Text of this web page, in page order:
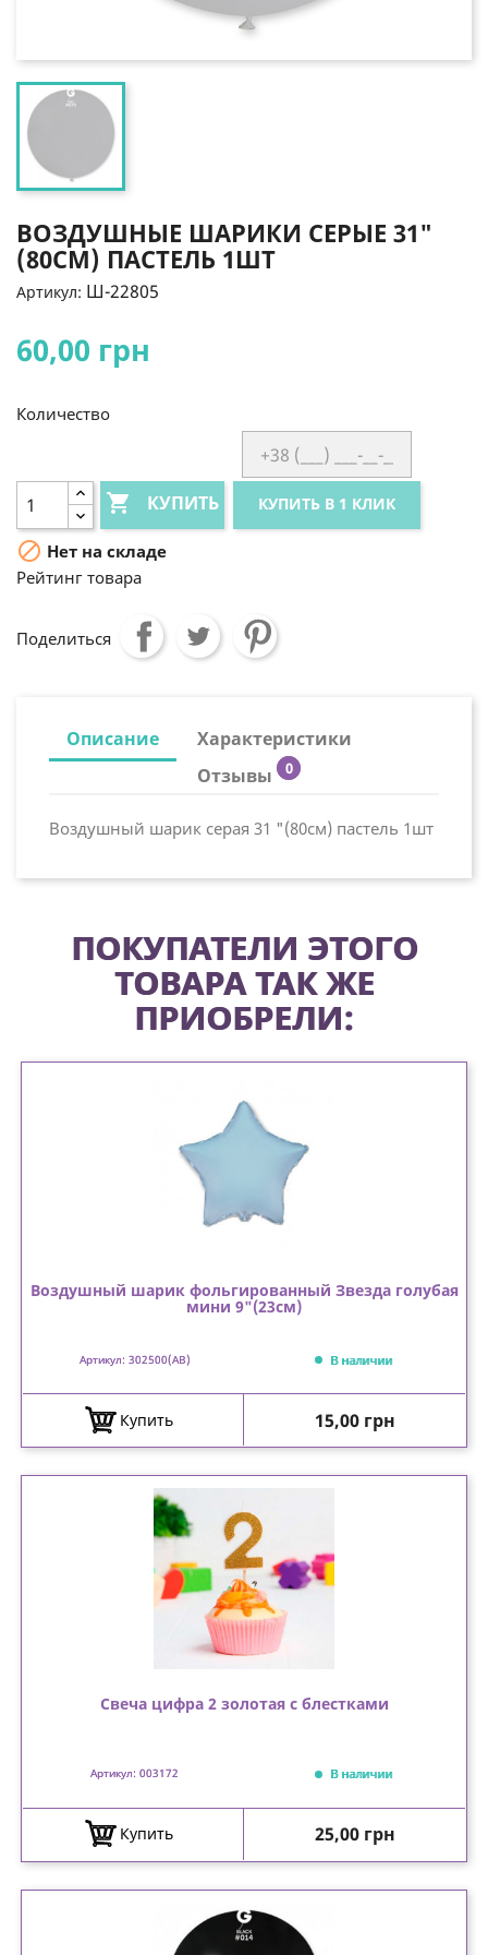
ВОЗДУШНЫЕ ШАРИКИ СЕРЫЕ 31"
(80СМ) ПАСТЕЛЬ 1ШТ
Артикул: Ш-22805
60,00 грн
Количество
 КУПИТЬ КУПИТЬ В 1 КЛИК
 Нет на складе
Рейтинг товара
Поделиться
Описание
Характеристики
Отзывы
0
Воздушный шарик серая 31 "(80см) пастель 1шт
ПОКУПАТЕЛИ ЭТОГО
ТОВАРА ТАК ЖЕ
ПРИОБРЕЛИ:
Воздушный шарик фольгированный Звезда голубая
мини 9"(23см)
Артикул: 302500(AB) В наличии
Купить Цена
15,00 грн
Свеча цифра 2 золотая с блестками
Артикул: 003172 В наличии
Купить Цена
25,00 грн